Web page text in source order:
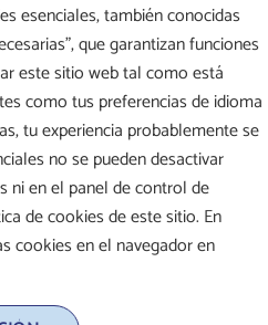
esenciales, también conocidas
que garantizan funciones
este sitio web tal como está
como tus preferencias de idioma
tu experiencia probablemente se
no se pueden desactivar
ni en el panel de control de
de cookies de este sitio. En
cookies en el navegador en